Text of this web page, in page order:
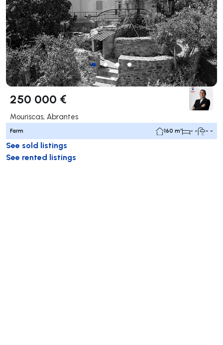
250 000 €
Mouriscas, Abrantes
Farm 160 m² - - - -
See sold listings
See rented listings